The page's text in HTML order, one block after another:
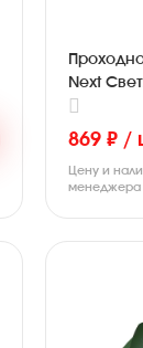
Next
869 ₽ /
Цену и
менеджера